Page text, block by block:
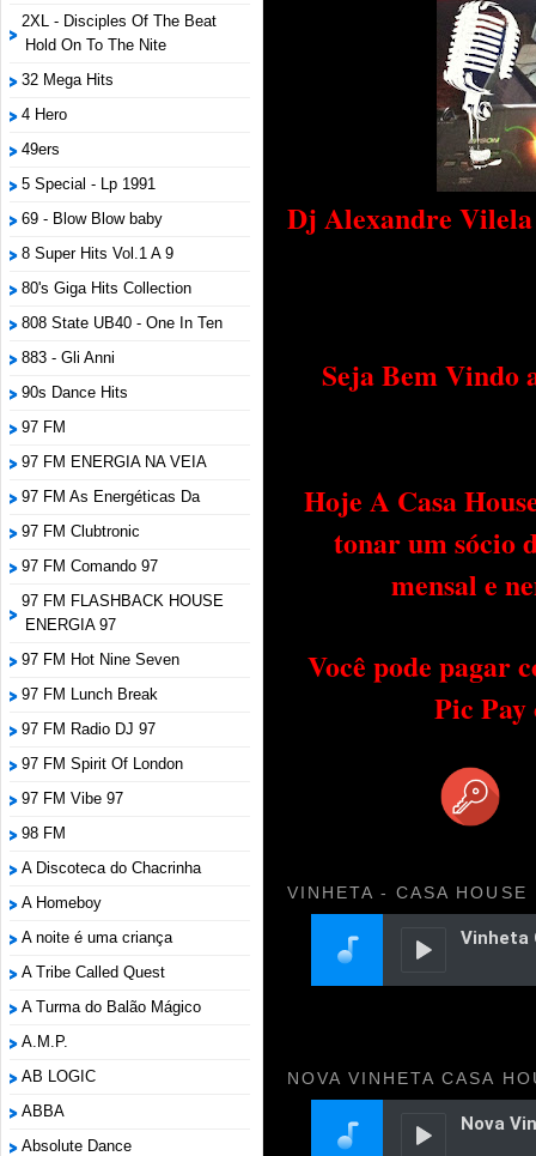
2XL - Disciples Of The Beat
Hold On To The Nite
32 Mega Hits
4 Hero
49ers
5 Special - Lp 1991
69 - Blow Blow baby
8 Super Hits Vol.1 A 9
80's Giga Hits Collection
808 State UB40 - One In Ten
883 - Gli Anni
90s Dance Hits
97 FM
97 FM ENERGIA NA VEIA
97 FM As Energéticas Da
97 FM Clubtronic
97 FM Comando 97
97 FM FLASHBACK HOUSE
ENERGIA 97
97 FM Hot Nine Seven
97 FM Lunch Break
97 FM Radio DJ 97
97 FM Spirit Of London
97 FM Vibe 97
98 FM
A Discoteca do Chacrinha
A Homeboy
A noite é uma criança
A Tribe Called Quest
A Turma do Balão Mágico
A.M.P.
AB LOGIC
ABBA
Absolute Dance
Dj Alexandre Vilela
Seja Bem Vindo
Hoje A Casa
tonar um sócio
mensal e
Você pode pagar
Pic
VINHETA - CASA HOUSE
NOVA VINHETA CASA